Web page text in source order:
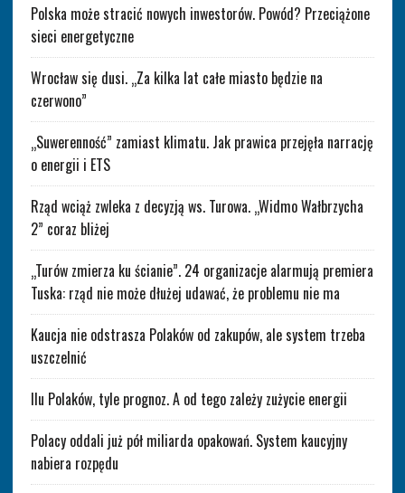
Polska może stracić nowych inwestorów. Powód? Przeciążone
sieci energetyczne
Wrocław się dusi. „Za kilka lat całe miasto będzie na
czerwono”
„Suwerenność” zamiast klimatu. Jak prawica przejęła narrację
o energii i ETS
Rząd wciąż zwleka z decyzją ws. Turowa. „Widmo Wałbrzycha
2” coraz bliżej
„Turów zmierza ku ścianie”. 24 organizacje alarmują premiera
Tuska: rząd nie może dłużej udawać, że problemu nie ma
Kaucja nie odstrasza Polaków od zakupów, ale system trzeba
uszczelnić
Ilu Polaków, tyle prognoz. A od tego zależy zużycie energii
Polacy oddali już pół miliarda opakowań. System kaucyjny
nabiera rozpędu